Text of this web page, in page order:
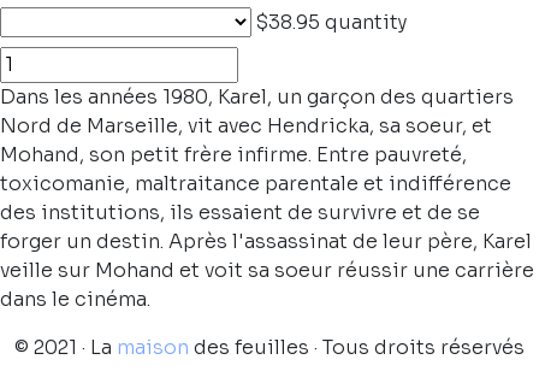
$38.95 quantity
Dans les années 1980, Karel, un garçon des quartiers
Nord de Marseille, vit avec Hendricka, sa soeur, et
Mohand, son petit frère infirme. Entre pauvreté,
toxicomanie, maltraitance parentale et indifférence
des institutions, ils essaient de survivre et de se
forger un destin. Après l'assassinat de leur père, Karel
veille sur Mohand et voit sa soeur réussir une carrière
dans le cinéma.
© 2021 · La maison des feuilles · Tous droits réservés